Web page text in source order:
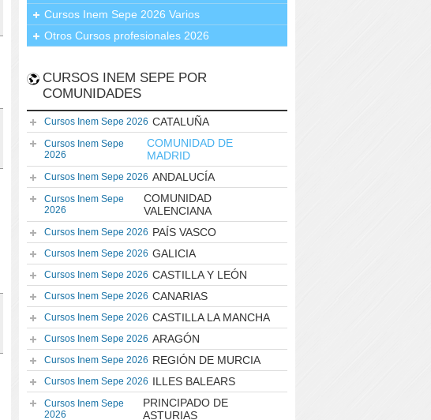
Cursos Inem Sepe 2026 Varios
Otros Cursos profesionales 2026
CURSOS INEM SEPE POR
COMUNIDADES
Cursos Inem Sepe 2026 CATALUÑA
Cursos Inem Sepe
2026
COMUNIDAD DE
MADRID
Cursos Inem Sepe 2026 ANDALUCÍA
Cursos Inem Sepe
2026
COMUNIDAD
VALENCIANA
Cursos Inem Sepe 2026 PAÍS VASCO
Cursos Inem Sepe 2026 GALICIA
Cursos Inem Sepe 2026 CASTILLA Y LEÓN
Cursos Inem Sepe 2026 CANARIAS
Cursos Inem Sepe 2026 CASTILLA LA MANCHA
Cursos Inem Sepe 2026 ARAGÓN
Cursos Inem Sepe 2026 REGIÓN DE MURCIA
Cursos Inem Sepe 2026 ILLES BALEARS
Cursos Inem Sepe
2026
PRINCIPADO DE
ASTURIAS